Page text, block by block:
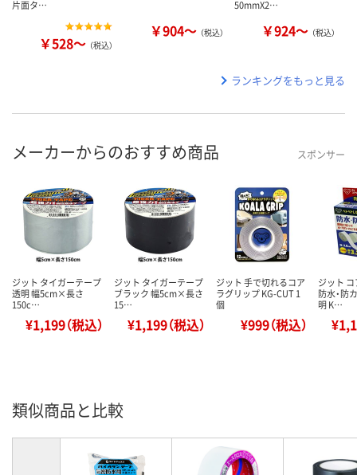
片面タ…
￥528～ （税込）
￥904～ （税込）
50mmX2…
￥924～ （税込）
ランキングをもっと見る
メーカーからのおすすめ商品 スポンサー
ジット タイガーテープ
透明 幅5cm×長さ
150c…
¥1,199（税込）
ジット タイガーテープ
ブラック 幅5cm×長さ
15…
¥1,199（税込）
ジット 手で切れるコア
ラグリップ KG-CUT 1
個
¥999（税込）
ジット
防水・防
明 K…
類似商品と比較